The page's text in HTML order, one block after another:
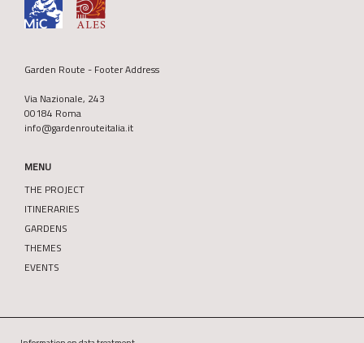
Garden Route - Footer Address
Via Nazionale, 243
00184 Roma
info@gardenrouteitalia.it
MENU
THE PROJECT
ITINERARIES
GARDENS
THEMES
EVENTS